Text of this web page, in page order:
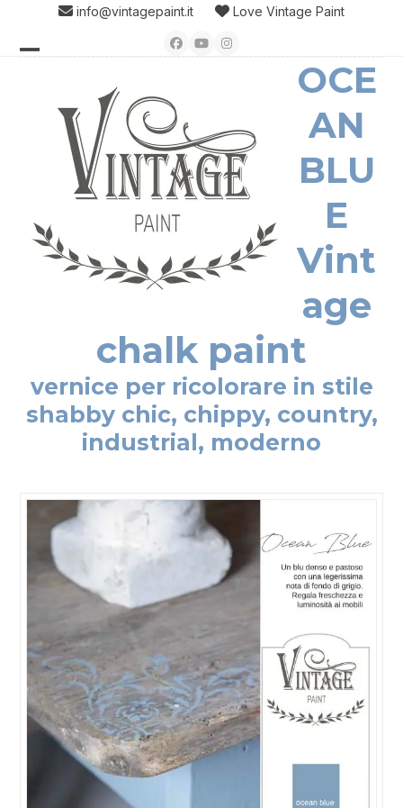
content
info@vintagepaint.it Love Vintage Paint
Facebook
YouTubeInstagram
menu
menu
OCE
AN
BLU
E
Vint
age
chalk paint
vernice per ricolorare in stile
shabby chic, chippy, country,
industrial, moderno